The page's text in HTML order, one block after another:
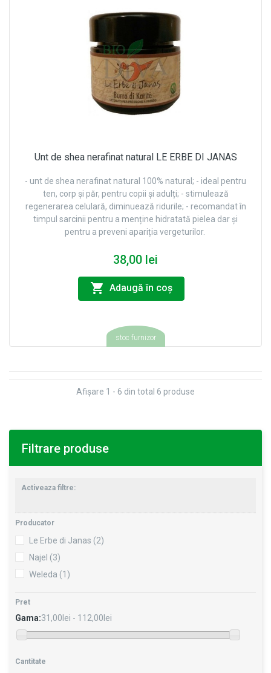
Unt de shea nerafinat natural LE ERBE DI JANAS
- unt de shea nerafinat natural 100% natural; - ideal pentru
ten, corp și păr, pentru copii și adulți; - stimulează
regenerarea celulară, diminuează ridurile; - recomandat în
timpul sarcinii pentru a menține hidratată pielea dar și
pentru a preveni apariția vergeturilor.
38,00 lei
Adaugă în coş
stoc furnizor
Afişare 1 - 6 din total 6 produse
Filtrare produse
Activeaza filtre:
Producator
Le Erbe di Janas (2)
Najel (3)
Weleda (1)
Pret
Gama:31,00lei - 112,00lei
Cantitate